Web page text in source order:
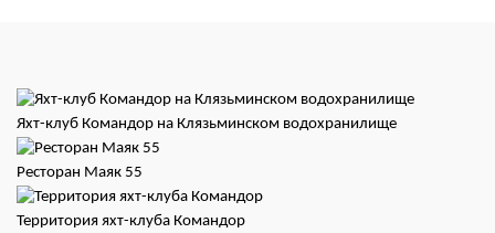
Яхт-клуб Командор на Клязьминском водохранилище
Ресторан Маяк 55
Территория яхт-клуба Командор